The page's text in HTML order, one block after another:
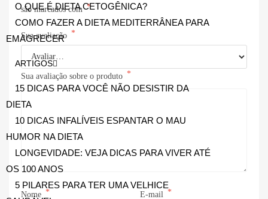
O QUE É DIETA CETOGÊNICA?
COMO FAZER A DIETA MEDITERRÂNEA PARA
EMAGRECER
ARTIGOS
15 DICAS PARA VOCÊ NÃO DESISTIR DA
DIETA
10 DICAS INFALÍVEIS ESPANTAR O MAU
HUMOR NA DIETA
LONGEVIDADE: VEJA DICAS PARA VIVER ATÉ
OS 100 ANOS
5 PILARES PARA TER UMA VELHICE
são marcados com *
Sua avaliação *
Sua avaliação sobre o produto *
Nome * E-mail *